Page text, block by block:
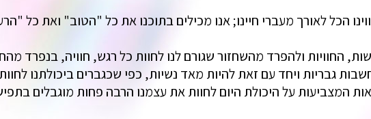
הכל לאורך מעברי חיינו; אנו מכילים בתוכנו את כל "הטוב" ואת כל
החוויות ולהפרד מהשחזור שגורם לנו לחוות כל רגש, חוויה, בנפרד
גבריות ויחד עם זאת להיות מאד נשיות, כפי שכגברים ביכולתנו
המצביעות על היכולת היום לחוות את עצמנו הרבה פחות מוגבלים